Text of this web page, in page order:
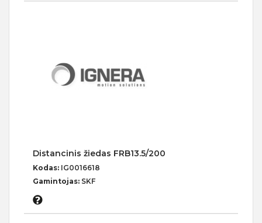
Distancinis žiedas FRB13.5/200
Kodas: IG0016618
Gamintojas: SKF